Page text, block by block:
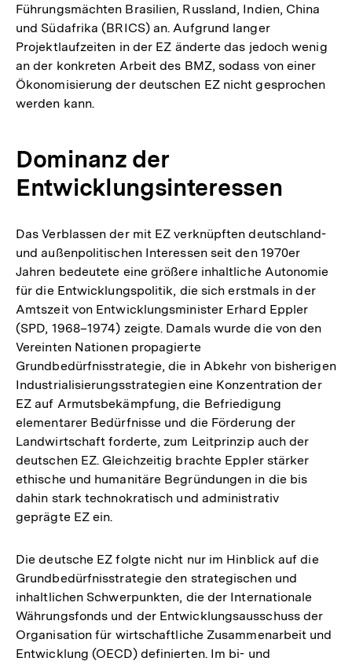
Führungsmächten Brasilien, Russland, Indien, China
und Südafrika (BRICS) an. Aufgrund langer
Projektlaufzeiten in der EZ änderte das jedoch wenig
an der konkreten Arbeit des BMZ, sodass von einer
Ökonomisierung der deutschen EZ nicht gesprochen
werden kann.
Dominanz der
Entwicklungsinteressen
Das Verblassen der mit EZ verknüpften deutschland-
und außenpolitischen Interessen seit den 1970er
Jahren bedeutete eine größere inhaltliche Autonomie
für die Entwicklungspolitik, die sich erstmals in der
Amtszeit von Entwicklungsminister Erhard Eppler
(SPD, 1968–1974) zeigte. Damals wurde die von den
Vereinten Nationen propagierte
Grundbedürfnisstrategie, die in Abkehr von bisherigen
Industrialisierungsstrategien eine Konzentration der
EZ auf Armutsbekämpfung, die Befriedigung
elementarer Bedürfnisse und die Förderung der
Landwirtschaft forderte, zum Leitprinzip auch der
deutschen EZ. Gleichzeitig brachte Eppler stärker
ethische und humanitäre Begründungen in die bis
dahin stark technokratisch und administrativ
geprägte EZ ein.
Die deutsche EZ folgte nicht nur im Hinblick auf die
Grundbedürfnisstrategie den strategischen und
inhaltlichen Schwerpunkten, die der Internationale
Währungsfonds und der Entwicklungsausschuss der
Organisation für wirtschaftliche Zusammenarbeit und
Entwicklung (OECD) definierten. Im bi- und